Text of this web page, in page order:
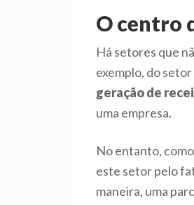
O centro
Há setores que
exemplo, do
geração de
uma empresa.
No entanto,
este setor pelo
maneira, uma